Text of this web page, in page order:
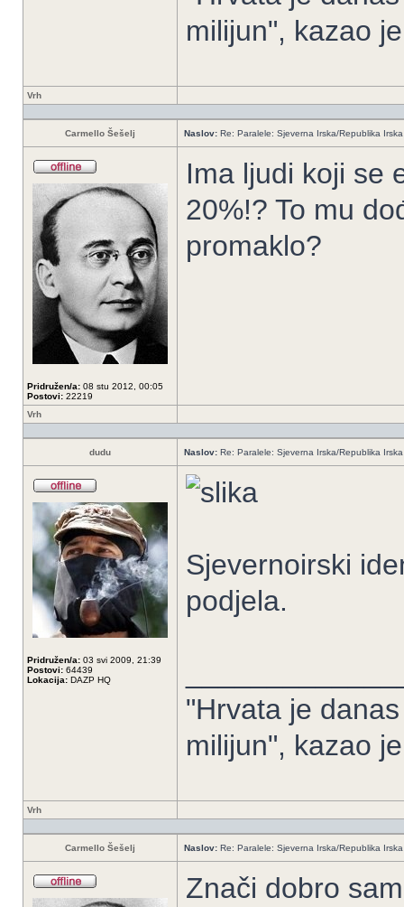
milijun", kazao
Vrh
Carmello Šešelj Naslov: Re: Paralele: Sjeverna Irska/Republika
Pridružen/a: 08 stu 2012, 00:05
Postovi: 22219
Ima ljudi koji se
20%!? To mu
promaklo?
Vrh
dudu Naslov: Re: Paralele: Sjeverna Irska/Republika
Pridružen/a: 03 svi 2009, 21:39
Postovi: 64439
Lokacija: DAZP HQ
Sjevernoirski
podjela.
"Hrvata je
milijun", kazao
Vrh
Carmello Šešelj Naslov: Re: Paralele: Sjeverna Irska/Republika
Znači dobro